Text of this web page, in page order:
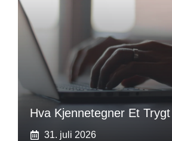
Hva Kjennetegner Et
31. juli 2026